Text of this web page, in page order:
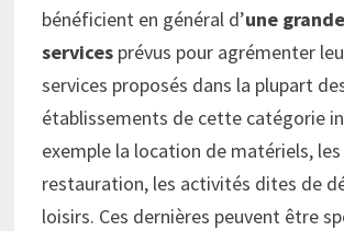
bénéficient en général d’une
services prévus pour agrémenter
services proposés dans la plupart
établissements de cette catégorie
exemple la location de matériels,
restauration, les activités dites de
loisirs. Ces dernières peuvent être